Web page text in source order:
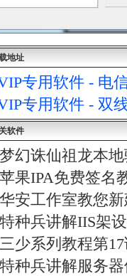
地址
专用软件 - 电
专用软件 - 双
软件
梦幻诛仙祖龙本
苹果IPA免费签名
华安工作室教您
特种兵讲解IIS架
三少系列教程第
特种兵讲解服务